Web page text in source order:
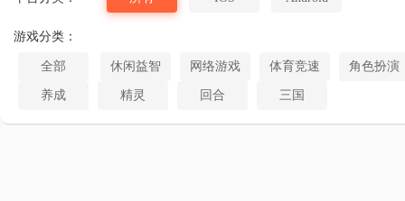
游戏分类：
全部 休闲益智 网络游戏 体育竞速 角色扮演
养成 精灵 回合 三国